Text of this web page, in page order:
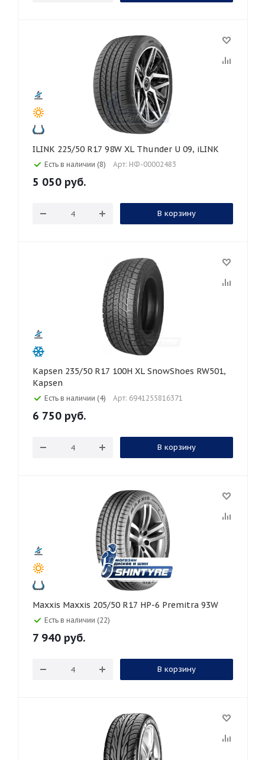
ILINK 225/50 R17 98W XL Thunder U 09, iLINK
Есть в наличии (8) Арт: НФ-00002483
5 050 руб.
В корзину
Kapsen 235/50 R17 100H XL SnowShoes RW501,
Kapsen
Есть в наличии (4) Арт: 6941255816371
6 750 руб.
В корзину
Maxxis Maxxis 205/50 R17 HP-6 Premitra 93W
Есть в наличии (22)
7 940 руб.
В корзину